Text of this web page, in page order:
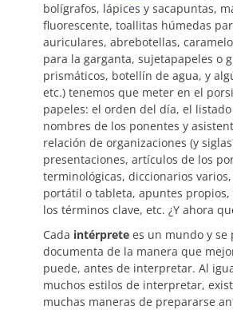
bolígrafos, lápices y sacapuntas,
fluorescente, toallitas húmedas
auriculares, abrebotellas,
para la garganta, sujetapapeles o
prismáticos, botellín de agua, y
etc.) tenemos que meter en el
papeles: el orden del día, el listado
nombres de los ponentes y
relación de organizaciones (y
presentaciones, artículos de los
terminológicas, diccionarios
portátil o tableta, apuntes propios,
los términos clave, etc. ¿Y ahora
Cada intérprete es un mundo y se
documenta de la manera que
puede, antes de interpretar. Al
muchos estilos de interpretar,
muchas maneras de prepararse